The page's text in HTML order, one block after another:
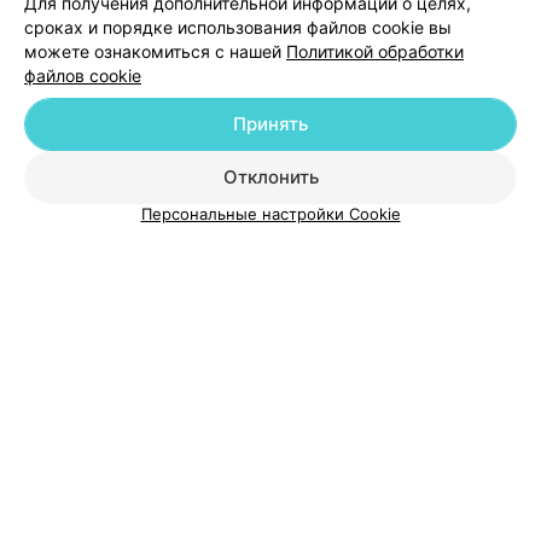
Добавить компанию
сроках и порядке использования файлов cookie вы
можете ознакомиться с нашей Политикой обработки
файлов cookie
Отклонить
Принять
Персональные настройки Cookie